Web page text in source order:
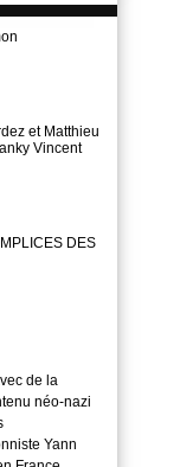
et Matthieu
Vincent
DES
de la
néo-nazi
Yann